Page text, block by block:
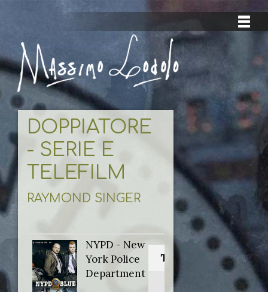
DOPPIATORE
- SERIE E
TELEFILM
RAYMOND SINGER
NYPD - New
York Police
Department
Titolo originale:
NYPD Blue